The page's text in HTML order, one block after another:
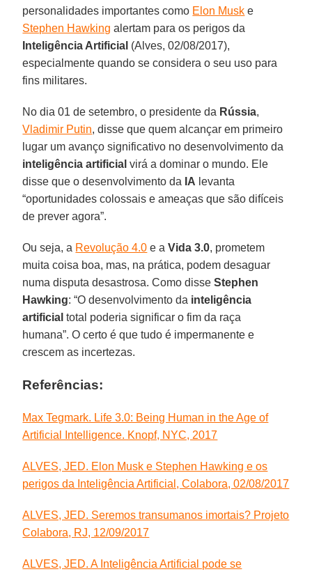
personalidades importantes como Elon Musk e
Stephen Hawking alertam para os perigos da
Inteligência Artificial (Alves, 02/08/2017),
especialmente quando se considera o seu uso para
fins militares.
No dia 01 de setembro, o presidente da Rússia,
Vladimir Putin, disse que quem alcançar em primeiro
lugar um avanço significativo no desenvolvimento da
inteligência artificial virá a dominar o mundo. Ele
disse que o desenvolvimento da IA levanta
“oportunidades colossais e ameaças que são difíceis
de prever agora”.
Ou seja, a Revolução 4.0 e aVida 3.0, prometem
muita coisa boa, mas, na prática, podem desaguar
numa disputa desastrosa. Como disseStephen
Hawking: “O desenvolvimento da inteligência
artificial total poderia significar o fim da raça
humana”. O certo é que tudo é impermanente e
crescem as incertezas.
Referências:
Max Tegmark. Life 3.0: Being Human in the Age of
Artificial Intelligence. Knopf, NYC, 2017
ALVES, JED. Elon Musk e Stephen Hawking e os
perigos da Inteligência Artificial, Colabora, 02/08/2017
ALVES, JED. Seremos transumanos imortais? Projeto
Colabora, RJ, 12/09/2017
ALVES, JED. A Inteligência Artificial pode se